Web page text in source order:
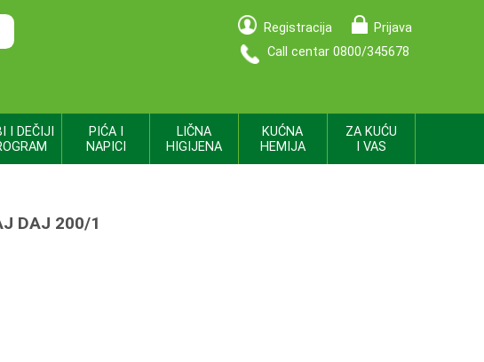
Registracija
Prijava
Call centar 0800/345678
I DEČIJI
PIĆA I
NAPICI
LIČNA
HIGIJENA
KUĆNA
HEMIJA
ZA KUĆU
I VAS
DAJ 200/1